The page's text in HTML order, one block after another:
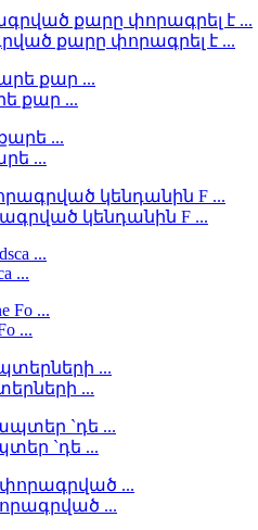
քարը փորագրել է ...
քար ...
...
կենդանին F ...
...
...
...
`դե ...
...